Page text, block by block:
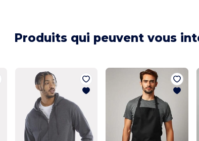
Produits qui peuvent vous